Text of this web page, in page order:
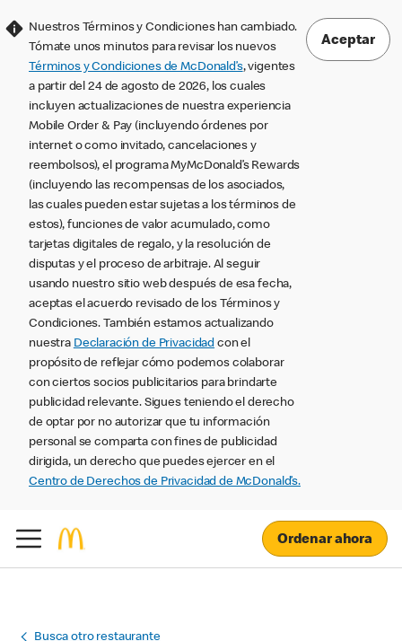
Nuestros Términos y Condiciones han cambiado.
Tómate unos minutos para revisar los nuevos
Términos y Condiciones de McDonald’s, vigentes
a partir del 24 de agosto de 2026, los cuales
incluyen actualizaciones de nuestra experiencia
Mobile Order & Pay (incluyendo órdenes por
internet o como invitado, cancelaciones y
reembolsos), el programa MyMcDonald’s Rewards
(incluyendo las recompensas de los asociados,
las cuales pueden estar sujetas a los términos de
estos), funciones de valor acumulado, como
tarjetas digitales de regalo, y la resolución de
disputas y el proceso de arbitraje. Al seguir
usando nuestro sitio web después de esa fecha,
aceptas el acuerdo revisado de los Términos y
Condiciones. También estamos actualizando
nuestra Declaración de Privacidad con el
propósito de reflejar cómo podemos colaborar
con ciertos socios publicitarios para brindarte
publicidad relevante. Sigues teniendo el derecho
de optar por no autorizar que tu información
personal se comparta con fines de publicidad
dirigida, un derecho que puedes ejercer en el
Centro de Derechos de Privacidad de McDonald’s.
Aceptar
Ordenar ahora
Busca otro restaurante